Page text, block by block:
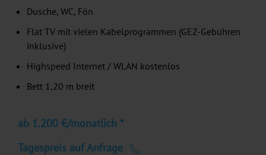
Dusche, WC, Fön
Flat TV mit vielen Kabelprogrammen (GEZ-Gebühren
inklusive)
Highspeed Internet / WLAN kostenlos
Bett 1,20 m breit
ab 1.200 €/monatlich *
Tagespreis auf Anfrage